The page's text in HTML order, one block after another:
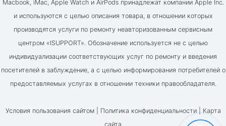
Macbook, iMac, Apple Watch и AirPods принадлежат компании Apple Inc.
и используются с целью описания товара, в отношении которых
производятся услуги по ремонту неавторизованным сервисным
центром «ISUPPORT». Обозначение используется не с целью
индивидуализации соответствующих услуг по ремонту и введения
посетителей в заблуждение, а с целью информирования потребителей о
предоставляемых услугах в отношении техники правообладателя.
Условия пользования сайтом | Политика конфиденциальности| Карта
сайта